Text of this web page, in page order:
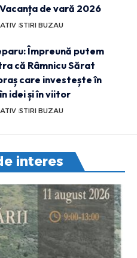
de vară 2026
STIRI BUZAU
Împreună putem
că Râmnicu Sărat
care investește în
idei și în viitor
STIRI BUZAU
interes